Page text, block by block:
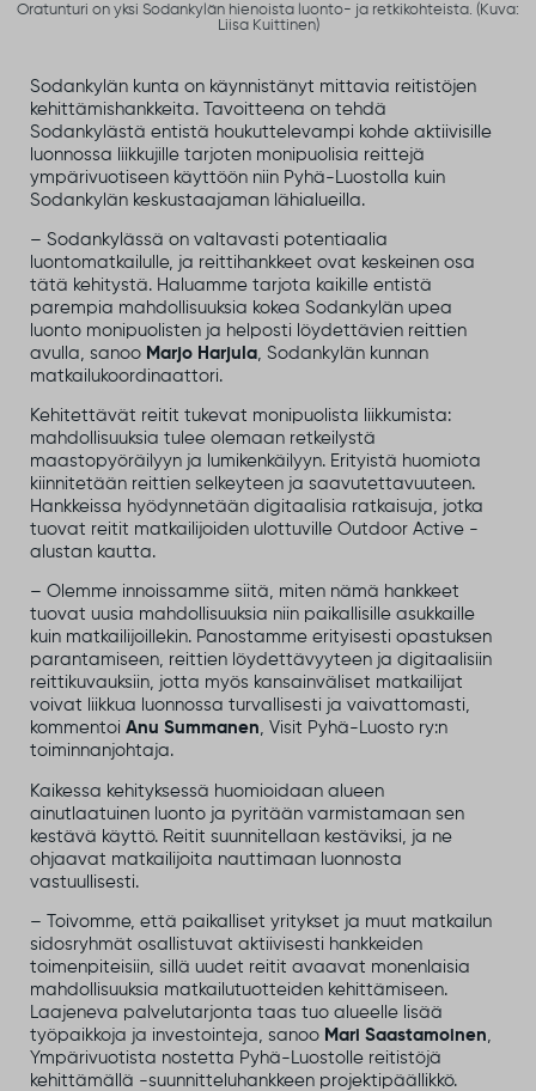
Oratunturi on yksi Sodankylän hienoista luonto- ja retkikohteista. (Kuva:
Liisa Kuittinen)
Sodankylän kunta on käynnistänyt mittavia reitistöjen
kehittämishankkeita. Tavoitteena on tehdä
Sodankylästä entistä houkuttelevampi kohde aktiivisille
luonnossa liikkujille tarjoten monipuolisia reittejä
ympärivuotiseen käyttöön niin Pyhä- Luostoll a kuin
Sodankylän keskustaajaman lähialueill a.
– Sodankylässä on valtavasti potentiaalia
luontomatkailulle, ja reittihankkeet ovat keskeinen osa
tätä kehitystä. Haluamme tarjota kaikille entistä
parempia mahdollisuuksia kokea Sodankylän upea
luonto monipuolisten ja helposti löydettävien reittien
avulla, sanoo Marjo Harjula , Sodankylän kunnan
matkailukoordinaattori.
Kehitettävät reitit tukevat monipuolista liikkumista:
mahdollisuuksia tulee olemaan retkeilystä
maastopyöräilyyn ja lumikenkäilyyn. Erityistä huomiota
kiinnitetään reittien selkeyteen ja saavutettavuuteen.
Hankkeissa hyödynnetään digitaalisia ratkaisuja, jotka
tuovat reitit matkailijoiden ulottuville Outdoor Active -
alustan kautta.
– Olemme innoissamme siitä, miten nämä hankkeet
tuovat uusia mahdollisuuksia niin paikallisille asukkaille
kuin matkailijoillekin. Panostamme erityisesti opastuksen
parantamiseen, reittien löydettävyyteen ja digitaalisiin
reittikuvauksiin, jotta myös kansainväliset matkailijat
voivat liikkua luonnossa turvallisesti ja vaivattomasti,
kommentoi Anu Summanen, Visit Pyhä-Luosto ry:n
toiminnanjohtaja.
Kaikessa kehityksessä huomioidaan alueen
ainutlaatuinen luonto ja pyritään varmistamaan sen
kestävä käyttö. Reitit suunnitellaan kestäviksi, ja ne
ohjaavat matkailijoita nauttimaan luonnosta
vastuullisesti.
– Toivomme, että paikalliset yritykset ja muut matkailun
sidosryhmät osallistuvat aktiivisesti hankkeiden
toimenpiteisiin, sillä uudet reitit avaavat monenlaisia
mahdollisuuksia matkailutuotteiden kehittämiseen.
Laajeneva palvelutarjonta taas tuo alueelle lisää
työpaikkoja ja investointeja, sanoo Mari Saastamoinen
Ympärivuotista nostetta Pyhä-Luostolle reitistöjä
kehittämällä -suunnitteluhankkeen projektipäällikkö.